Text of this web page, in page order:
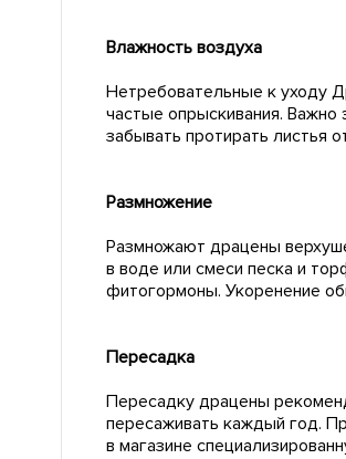
Влажность воздуха
Нетребовательные к уходу
частые опрыскивания.
забывать протирать листья
Размножение
Размножают драцены
в воде или смеси песка и
фитогормоны. Укоренение
Пересадка
Пересадку драцены
пересаживать каждый год.
в магазине